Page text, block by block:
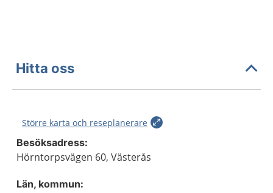
Hitta oss
Större karta och reseplanerare
Besöksadress:
Hörntorpsvägen 60, Västerås
Län, kommun: